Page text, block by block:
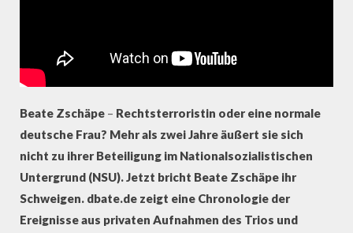
Beate Zschäpe – Rechtsterroristin oder eine normale
deutsche Frau? Mehr als zwei Jahre äußert sie sich
nicht zu ihrer Beteiligung im Nationalsozialistischen
Untergrund (NSU). Jetzt bricht Beate Zschäpe ihr
Schweigen. dbate.de zeigt eine Chronologie der
Ereignisse aus privaten Aufnahmen des Trios und